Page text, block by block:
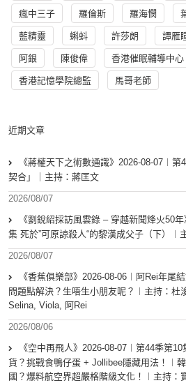
瘋中三子 羅倫斯 羅海憫
藍精靈 蝌蚪 許莎朗 譚雁
阿銀 陳俊偉 香港催眠輔導中
香港記憶學院總監 馬哥老師
近期文章
《蔣權天下之術數通識》2026-08-07︱
契合」｜主持：蔣匡文
2026/08/07
《劉銳紹採訪風雲錄 – 穿越新聞烽火50
集 死於”可原諒殺人“的黎漢成父子（下）︱
2026/08/07
《香蕉俱樂部》2026-08-06︱阿Rei年尾
問題點解決？生唔生小朋友呢？︱主持：杜
Selina, Viola, 阿Rei
2026/08/06
《空中再飛人》2026-08-07︱第44季第
貨？挑戰食鴨仔蛋 + Jollibee隱藏用法！︱
國？爆料航空界超嚴格階級文化！︱主持：